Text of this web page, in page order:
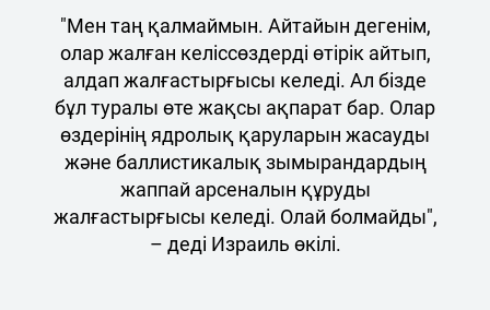
"Мен таң қалмаймын. Айтайын дегенім,
олар жалған келіссөздерді өтірік айтып,
алдап жалғастырғысы келеді. Ал бізде
бұл туралы өте жақсы ақпарат бар. Олар
өздерінің ядролық қаруларын жасауды
және баллистикалық зымырандардың
жаппай арсеналын құруды
жалғастырғысы келеді. Олай болмайды",
– деді Израиль өкілі.